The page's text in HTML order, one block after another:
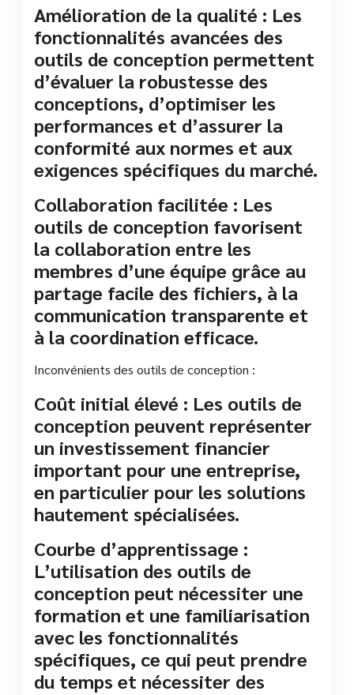
Amélioration de la qualité : Les
fonctionnalités avancées des
outils de conception permettent
d’évaluer la robustesse des
conceptions, d’optimiser les
performances et d’assurer la
conformité aux normes et aux
exigences spécifiques du marché.
Collaboration facilitée : Les
outils de conception favorisent
la collaboration entre les
membres d’une équipe grâce au
partage facile des fichiers, à la
communication transparente et
à la coordination efficace.
Inconvénients des outils de conception :
Coût initial élevé : Les outils de
conception peuvent représenter
un investissement financier
important pour une entreprise,
en particulier pour les solutions
hautement spécialisées.
Courbe d’apprentissage :
L’utilisation des outils de
conception peut nécessiter une
formation et une familiarisation
avec les fonctionnalités
spécifiques, ce qui peut prendre
du temps et nécessiter des